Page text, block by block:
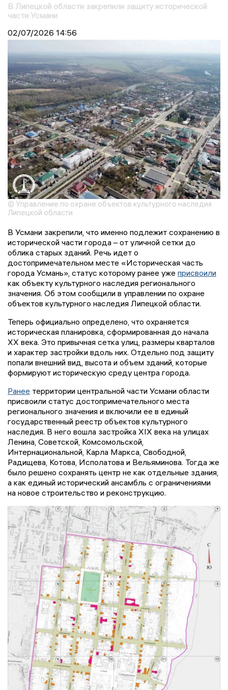
В Липецкой области закрепили защиту исторической
части Усмани
02/07/2026 14:56
© Управление по охране объектов культурного наследия
Липецкой области
В Усмани закрепили, что именно подлежит сохранению в
исторической части города – от уличной сетки до
облика старых зданий. Речь идет о
достопримечательном месте «Историческая часть
города Усмань», статус которому ранее уже присвоили
как объекту культурного наследия регионального
значения. Об этом сообщили в управлении по охране
объектов культурного наследия Липецкой области.
Теперь официально определено, что охраняется
историческая планировка, сформированная до начала
XX века. Это привычная сетка улиц, размеры кварталов
и характер застройки вдоль них. Отдельно под защиту
попали внешний вид, высота и объем зданий, которые
формируют историческую среду центра города.
Ранее территории центральной части Усмани области
присвоили статус достопримечательного места
регионального значения и включили ее в единый
государственный реестр объектов культурного
наследия. В него вошла застройка XIX века на улицах
Ленина, Советской, Комсомольской,
Интернациональной, Карла Маркса, Свободной,
Радищева, Котова, Исполатова и Вельяминова. Тогда же
было решено сохранять центр не как отдельные здания,
а как единый исторический ансамбль с ограничениями
на новое строительство и реконструкцию.